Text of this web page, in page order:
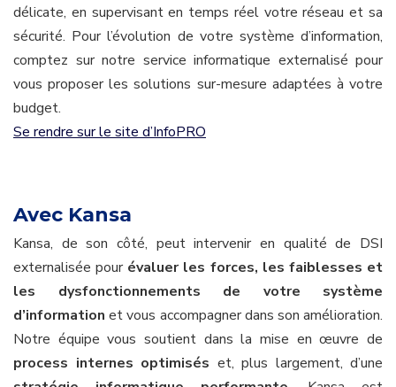
délicate, en supervisant en temps réel votre réseau et sa
sécurité. Pour l’évolution de votre système d’information,
comptez sur notre service informatique externalisé pour
vous proposer les solutions sur-mesure adaptées à votre
budget.
Se rendre sur le site d’InfoPRO
Avec Kansa
Kansa, de son côté, peut intervenir en qualité de DSI
externalisée pour évaluer les forces, les faiblesses et
les dysfonctionnements de votre système
d’information et vous accompagner dans son amélioration.
Notre équipe vous soutient dans la mise en œuvre de
process internes optimisés et, plus largement, d’une